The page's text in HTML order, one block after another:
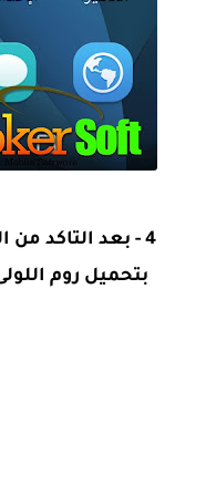
4 - بعد التاكد
بتحميل روم اللولى بوب 5.1.1 من